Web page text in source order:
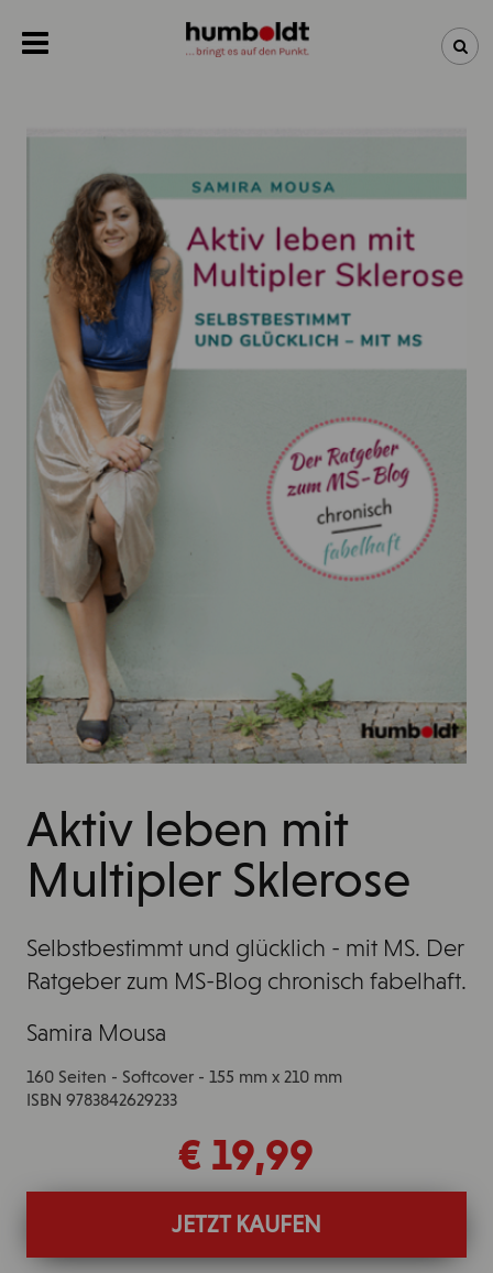
BÜCHER
ÜBER UNS
Aktiv leben mit
Multipler Sklerose
Selbstbestimmt und glücklich - mit MS. Der
Ratgeber zum MS-Blog chronisch fabelhaft.
Samira Mousa
160 Seiten - Softcover - 155 mm x 210 mm
ISBN 9783842629233
€ 19,99
JETZT KAUFEN